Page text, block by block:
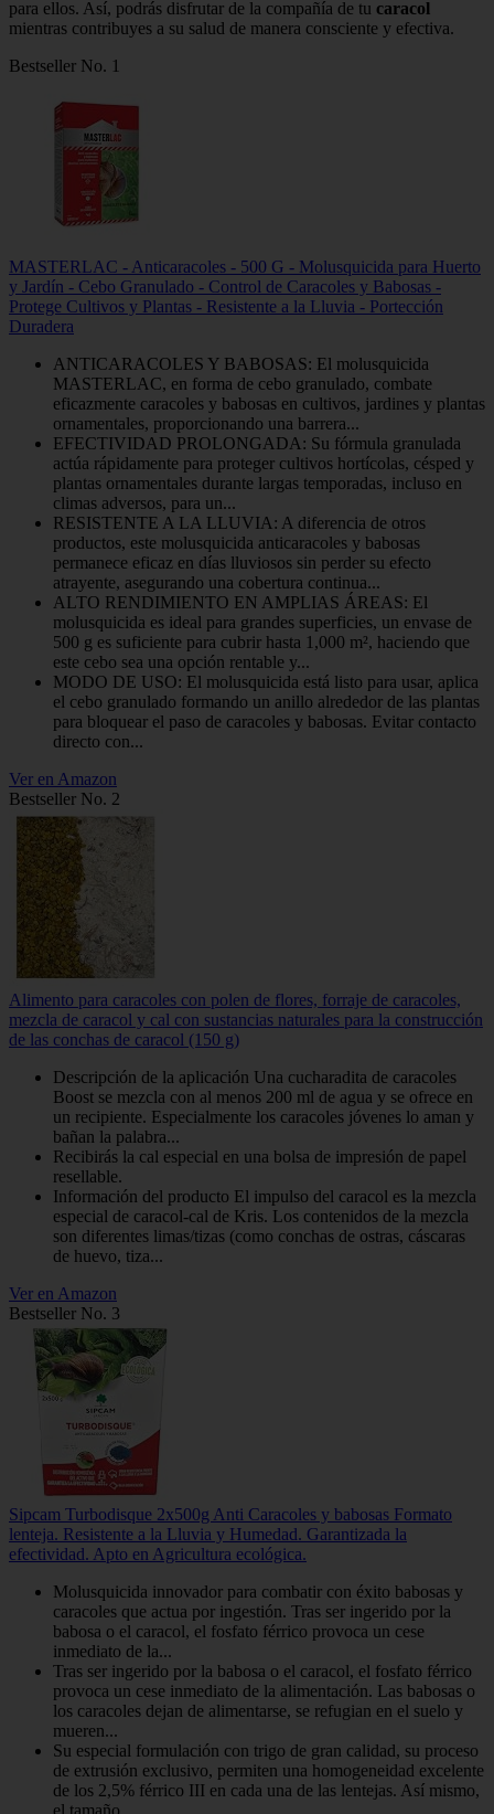
para ellos. Así, podrás disfrutar de la compañía de tu caracol
mientras contribuyes a su salud de manera consciente y efectiva.
Bestseller No. 1
MASTERLAC - Anticaracoles - 500 G - Molusquicida para Huerto
y Jardín - Cebo Granulado - Control de Caracoles y Babosas -
Protege Cultivos y Plantas - Resistente a la Lluvia - Portección
Duradera
ANTICARACOLES Y BABOSAS: El molusquicida
MASTERLAC, en forma de cebo granulado, combate
eficazmente caracoles y babosas en cultivos, jardines y plantas
ornamentales, proporcionando una barrera...
EFECTIVIDAD PROLONGADA: Su fórmula granulada
actúa rápidamente para proteger cultivos hortícolas, césped y
plantas ornamentales durante largas temporadas, incluso en
climas adversos, para un...
RESISTENTE A LA LLUVIA: A diferencia de otros
productos, este molusquicida anticaracoles y babosas
permanece eficaz en días lluviosos sin perder su efecto
atrayente, asegurando una cobertura continua...
ALTO RENDIMIENTO EN AMPLIAS ÁREAS: El
molusquicida es ideal para grandes superficies, un envase de
500 g es suficiente para cubrir hasta 1,000 m², haciendo que
este cebo sea una opción rentable y...
MODO DE USO: El molusquicida está listo para usar, aplica
el cebo granulado formando un anillo alrededor de las plantas
para bloquear el paso de caracoles y babosas. Evitar contacto
directo con...
Ver en Amazon
Bestseller No. 2
Alimento para caracoles con polen de flores, forraje de caracoles,
mezcla de caracol y cal con sustancias naturales para la construcción
de las conchas de caracol (150 g)
Descripción de la aplicación Una cucharadita de caracoles
Boost se mezcla con al menos 200 ml de agua y se ofrece en
un recipiente. Especialmente los caracoles jóvenes lo aman y
bañan la palabra...
Recibirás la cal especial en una bolsa de impresión de papel
resellable.
Información del producto El impulso del caracol es la mezcla
especial de caracol-cal de Kris. Los contenidos de la mezcla
son diferentes limas/tizas (como conchas de ostras, cáscaras
de huevo, tiza...
Ver en Amazon
Bestseller No. 3
Sipcam Turbodisque 2x500g Anti Caracoles y babosas Formato
lenteja. Resistente a la Lluvia y Humedad. Garantizada la
efectividad. Apto en Agricultura ecológica.
Molusquicida innovador para combatir con éxito babosas y
caracoles que actua por ingestión. Tras ser ingerido por la
babosa o el caracol, el fosfato férrico provoca un cese
inmediato de la...
Tras ser ingerido por la babosa o el caracol, el fosfato férrico
provoca un cese inmediato de la alimentación. Las babosas o
los caracoles dejan de alimentarse, se refugian en el suelo y
mueren...
Su especial formulación con trigo de gran calidad, su proceso
de extrusión exclusivo, permiten una homogeneidad excelente
de los 2,5% férrico III en cada una de las lentejas. Así mismo,